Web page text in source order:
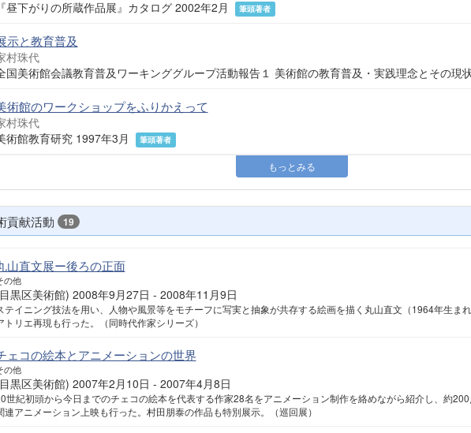
昼下がりの所蔵作品展』カタログ 2002年2月
筆頭著者
示と教育普及
村珠代
国美術館会議教育普及ワーキンググループ活動報告１ 美術館の教育普及・実践理念とその現
術館のワークショップをふりかえって
村珠代
術館教育研究 1997年3月
筆頭著者
もっとみる
貢献活動 19
山直文展ー後ろの正面
の他
黒区美術館) 2008年9月27日 - 2008年11月9日
テイニング技法を用い、人物や風景等をモチーフに写実と抽象が共存する絵画を描く丸山直文（1964年生まれ
トリエ再現も行った。（同時代作家シリーズ）
ェコの絵本とアニメーションの世界
の他
黒区美術館) 2007年2月10日 - 2007年4月8日
世紀初頭から今日までのチェコの絵本を代表する作家28名をアニメーション制作を絡めながら紹介し、約200
連アニメーション上映も行った。村田朋泰の作品も特別展示。（巡回展）